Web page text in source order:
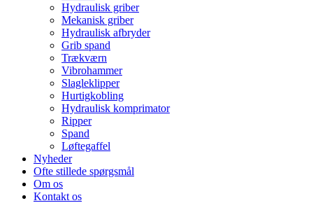
Hydraulisk griber
Mekanisk griber
Hydraulisk afbryder
Grib spand
Trækværn
Vibrohammer
Slagleklipper
Hurtigkobling
Hydraulisk komprimator
Ripper
Spand
Løftegaffel
Nyheder
Ofte stillede spørgsmål
Om os
Kontakt os